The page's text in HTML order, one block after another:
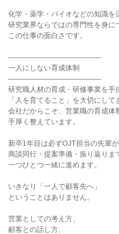
化学・薬学・バイオなどの知識を
研究業界ならではの専門性を身に
この仕事の面白さです。
―――――――――――――
一人にしない育成体制
―――――――――――――
研究職人材の育成・研修事業を手
「人を育てること」を大切にして
会社だからこそ、営業職の育成体
手厚く整えています。
新卒1年目は必ずOJT担当の先輩が
商談同行・提案準備・振り返りま
一つひとつ一緒に進めます。
いきなり「一人で顧客先へ」
ということはありません。
営業としての考え方、
顧客との話し方、